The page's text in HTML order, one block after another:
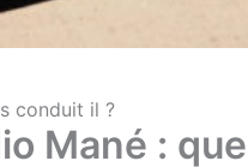
conduit il ?
Mané :